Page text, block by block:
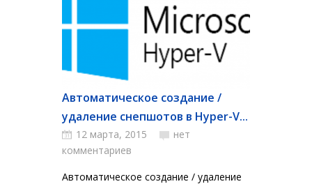
Автоматическое создание /
удаление снепшотов в Hyper-V...
12 марта, 2015
нет
комментариев
Автоматическое создание / удаление